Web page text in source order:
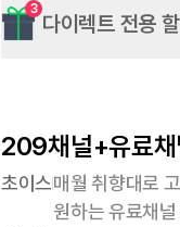
3
다이렉트 전용
209채널+유료채
초이스매월 취향대로
원하는 유료채